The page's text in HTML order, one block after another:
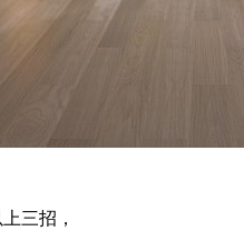
三招，